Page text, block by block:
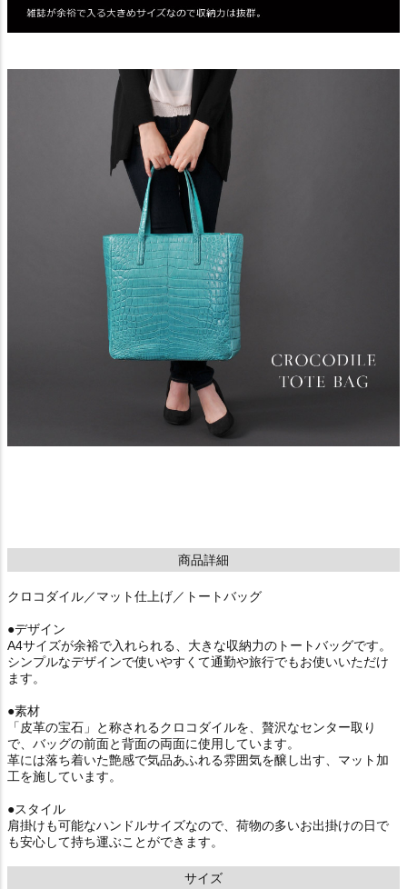
商品詳細
クロコダイル／マット仕上げ／トートバッグ
●デザイン
A4サイズが余裕で入れられる、大きな収納力のトートバッグです。
シンプルなデザインで使いやすくて通勤や旅行でもお使いいただけ
ます。
●素材
「皮革の宝石」と称されるクロコダイルを、贅沢なセンター取り
で、バッグの前面と背面の両面に使用しています。
革には落ち着いた艶感で気品あふれる雰囲気を醸し出す、マット加
工を施しています。
●スタイル
肩掛けも可能なハンドルサイズなので、荷物の多いお出掛けの日で
も安心して持ち運ぶことができます。
サイズ